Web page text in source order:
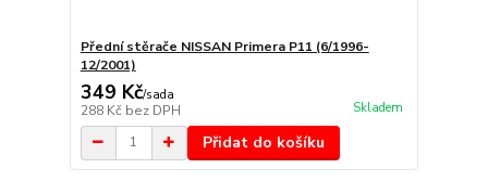
Přední stěrače NISSAN Primera P11 (6/1996-
12/2001)
349 Kč/sada
288 Kč bez DPH Skladem
Přidat do košíku